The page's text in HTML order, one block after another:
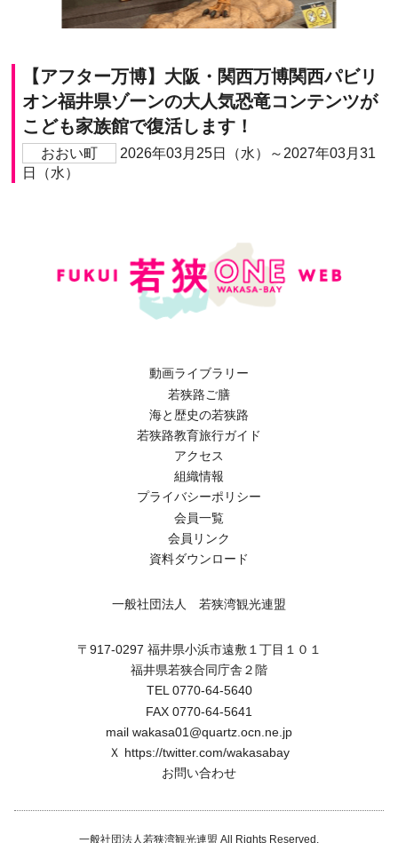
【アフター万博】大阪・関西万博関西パビリ
オン福井県ゾーンの大人気恐竜コンテンツが
こども家族館で復活します！
おおい町
2026年03月25日（水）～2027年03月31
日（水）
動画ライブラリー
若狭路ご膳
海と歴史の若狭路
若狭路教育旅行ガイド
アクセス
組織情報
プライバシーポリシー
会員一覧
会員リンク
資料ダウンロード
一般社団法人 若狭湾観光連盟
〒917-0297 福井県小浜市遠敷１丁目１０１
福井県若狭合同庁舎２階
TEL 0770-64-5640
FAX 0770-64-5641
mail wakasa01@quartz.ocn.ne.jp
Ｘ https://twitter.com/wakasabay
お問い合わせ
一般社団法人若狭湾観光連盟 All Rights Reserved.